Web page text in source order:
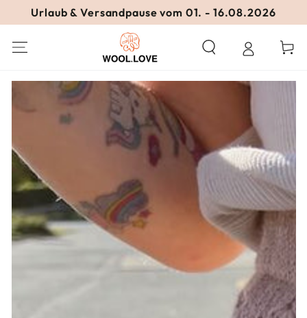
ZUM INHALT
SPRINGEN
Urlaub & Versandpause vom 01. - 16.08.2026
ZU DEN
PRODUKTINFORMATIONEN
SPRINGEN